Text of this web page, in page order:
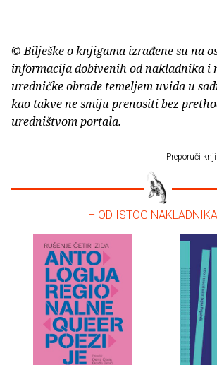
© Bilješke o knjigama izrađene su na
informacija dobivenih od nakladnika i
uredničke obrade temeljem uvida u
kao takve ne smiju prenositi bez
uredništvom portala.
Preporuči
– OD ISTOG